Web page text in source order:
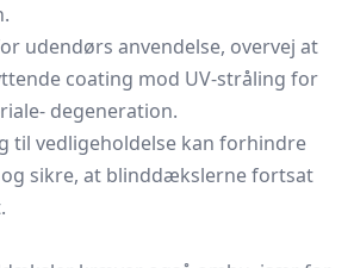
udendørs anvendelse, overvej at
coating mod UV-stråling for
degeneration.
til vedligeholdelse kan forhindre
sikre, at blinddækslerne fortsat